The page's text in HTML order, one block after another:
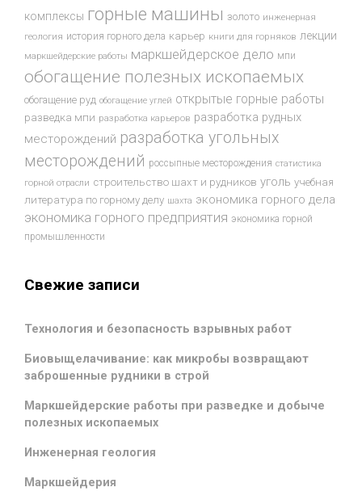
комплексы горные машины золото инженерная
геология история горного дела карьер книги для горняков лекции
маркшейдерские работы маркшейдерское дело мпи
обогащение полезных ископаемых
обогащение руд обогащение углей открытые горные работы
разведка мпи разработка карьеров разработка рудных
месторождений разработка угольных
месторождений россыпные месторождения статистика
горной отрасли строительство шахт и рудников уголь учебная
литература по горному делу шахта экономика горного дела
экономика горного предприятия экономика горной
промышленности
Свежие записи
Технология и безопасность взрывных работ
Биовыщелачивание: как микробы возвращают
заброшенные рудники в строй
Маркшейдерские работы при разведке и добыче
полезных ископаемых
Инженерная геология
Маркшейдерия